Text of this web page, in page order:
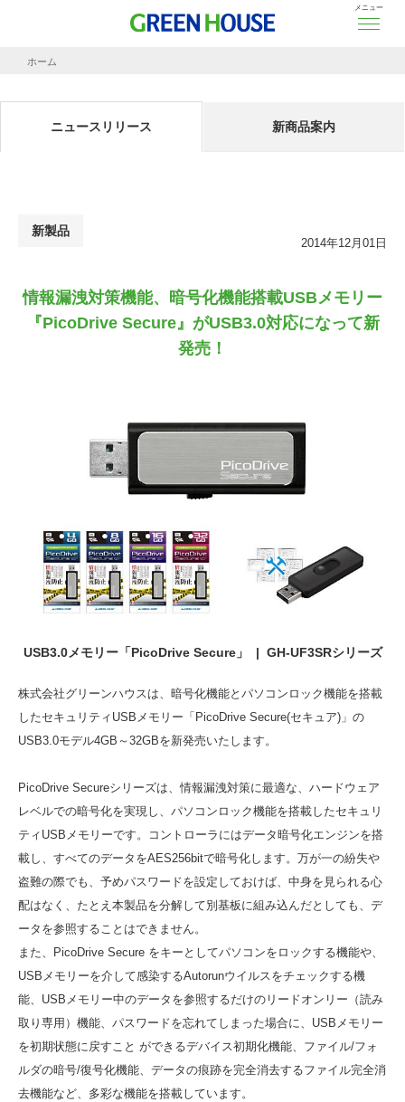
メニュー
ホーム
ニュースリリース 新商品案内
新製品
2014年12月01日
情報漏洩対策機能、暗号化機能搭載USBメモリー
『PicoDrive Secure』がUSB3.0対応になって新
発売！
USB3.0メモリー「PicoDrive Secure」 | GH-UF3SRシリーズ
株式会社グリーンハウスは、暗号化機能とパソコンロック機能を搭載
したセキュリティUSBメモリー「PicoDrive Secure(セキュア)」の
USB3.0モデル4GB～32GBを新発売いたします。
PicoDrive Secureシリーズは、情報漏洩対策に最適な、ハードウェア
レベルでの暗号化を実現し、パソコンロック機能を搭載したセキュリ
ティUSBメモリーです。コントローラにはデータ暗号化エンジンを搭
載し、すべてのデータをAES256bitで暗号化します。万が一の紛失や
盗難の際でも、予めパスワードを設定しておけば、中身を見られる心
配はなく、たとえ本製品を分解して別基板に組み込んだとしても、デ
ータを参照することはできません。
また、PicoDrive Secure をキーとしてパソコンをロックする機能や、
USBメモリーを介して感染するAutorunウイルスをチェックする機
能、USBメモリー中のデータを参照するだけのリードオンリー（読み
取り専用）機能、パスワードを忘れてしまった場合に、USBメモリー
を初期状態に戻すこと ができるデバイス初期化機能、ファイル/フォ
ルダの暗号/復号化機能、データの痕跡を完全消去するファイル完全消
去機能など、多彩な機能を搭載しています。